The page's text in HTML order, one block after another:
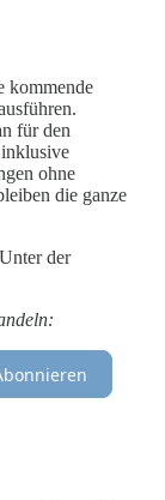
kommende
für den
ohne
die ganze
der